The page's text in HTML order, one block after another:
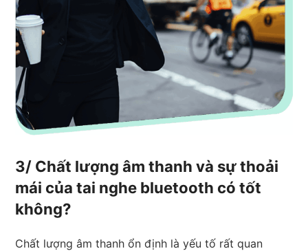
3/ Chất lượng âm thanh và sự thoải
mái của tai nghe bluetooth có tốt
không?
Chất lượng âm thanh ổn định là yếu tố rất quan